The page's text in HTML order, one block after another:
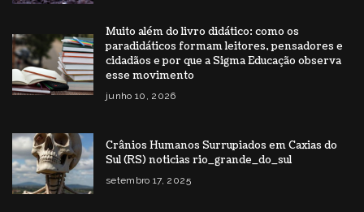
Muito além do livro didático: como os
paradidáticos formam leitores, pensadores e
cidadãos e por que a Sigma Educação observa
esse movimento
junho 10, 2026
Crânios Humanos Surrupiados em Caxias do
Sul (RS) noticias rio_grande_do_sul
setembro 17, 2025